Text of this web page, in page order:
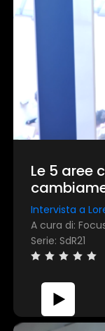
Le 5 aree
Intervista a
A cura di:
Serie: SdR21